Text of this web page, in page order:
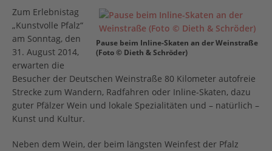
Pause beim Inline-Skaten an der Weinstraße
(Foto © Dieth & Schröder)
Zum Erlebnistag
„Kunstvolle Pfalz“
am Sonntag, den
31. August 2014,
erwarten die
Besucher der Deutschen Weinstraße 80 Kilometer autofreie
Strecke zum Wandern, Radfahren oder Inline-Skaten, dazu
guter Pfälzer Wein und lokale Spezialitäten und – natürlich –
Kunst und Kultur.
Neben dem Wein, der beim längsten Weinfest der Pfalz